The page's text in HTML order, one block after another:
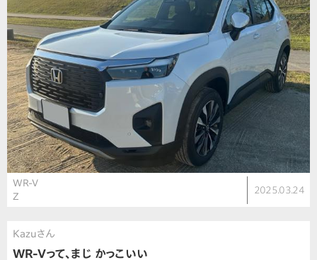
WR-V
Z
2025.03.24
Kazuさん
WR-Vって、まじ かっこいい